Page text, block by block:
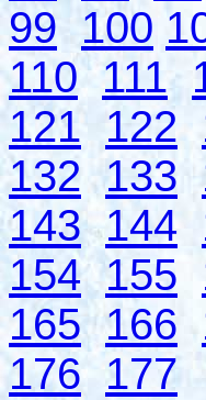
99 100
110 111
121 122
132 133
143 144
154 155
165 166
176 177